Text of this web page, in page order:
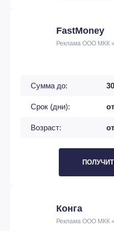
FastMoney
Реклама ООО МКК
Сумма до:
Срок (дни):
Возраст:
Конга
Реклама ООО МКК